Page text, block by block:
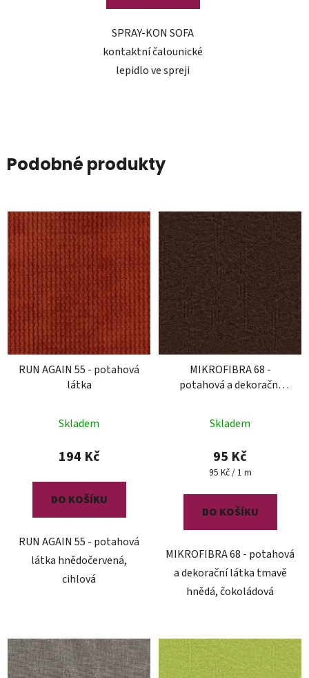
SPRAY-KON SOFA
kontaktní čalounické
lepidlo ve spreji
Podobné produkty
RUN AGAIN 55 - potahová
látka
Skladem
194 Kč
DO KOŠÍKU
RUN AGAIN 55 - potahová
látka hnědočervená,
cihlová
MIKROFIBRA 68 -
potahová a dekorační
Skladem
95 Kč
Měrná
95 Kč / 1 m
DO KOŠÍKU
MIKROFIBRA 68 - potahová
a dekorační látka tmavě
hnědá, čokoládová